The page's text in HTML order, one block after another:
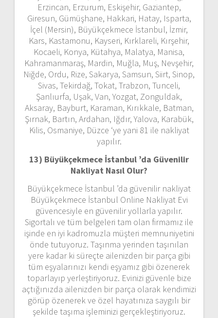
Erzincan, Erzurum, Eskişehir, Gaziantep,
Giresun, Gümüşhane, Hakkari, Hatay, Isparta,
İçel (Mersin), Büyükçekmece İstanbul, İzmir,
Kars, Kastamonu, Kayseri, Kırklareli, Kırşehir,
Kocaeli, Konya, Kütahya, Malatya, Manisa,
Kahramanmaraş, Mardin, Muğla, Muş, Nevşehir,
Niğde, Ordu, Rize, Sakarya, Samsun, Siirt, Sinop,
Sivas, Tekirdağ, Tokat, Trabzon, Tunceli,
Şanlıurfa, Uşak, Van, Yozgat, Zonguldak,
Aksaray, Bayburt, Karaman, Kırıkkale, Batman,
Şırnak, Bartın, Ardahan, Iğdır, Yalova, Karabük,
Kilis, Osmaniye, Düzce ‘ye yani 81 ile nakliyat
yapılır.
13) Büyükçekmece İstanbul ’da Güvenilir
Nakliyat Nasıl Olur?
Büyükçekmece İstanbul ’da güvenilir nakliyat
Büyükçekmece İstanbul Online Nakliyat Evi
güvencesiyle en güvenilir yollarla yapılır.
Sigortalı ve tüm belgeleri tam olan firmamız ile
işinde en iyi kadromuzla müşteri memnuniyetini
önde tutuyoruz. Taşınma yerinden taşınılan
yere kadar ki süreçte ailenizden bir parça gibi
tüm eşyalarınızı kendi eşyamız gibi özenerek
toparlayıp yerleştiriyoruz. Evinizi güvenle bize
açtığınızda ailenizden bir parça olarak kendimizi
görüp özenerek ve özel hayatınıza saygılı bir
şekilde taşıma işleminizi gerçekleştiriyoruz.